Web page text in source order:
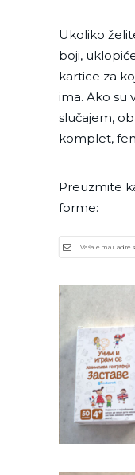
Ukoliko
boji,
kartice za
ima. Ako su
slučajem,
komplet,
Preuzmite
forme: